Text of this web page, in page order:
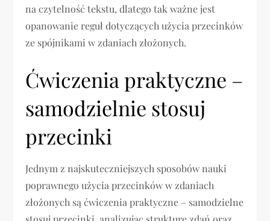
na czytelność tekstu, dlatego tak ważne jest
opanowanie reguł dotyczących użycia przecinków
ze spójnikami w zdaniach złożonych.
Ćwiczenia praktyczne –
samodzielnie stosuj
przecinki
Jednym z najskuteczniejszych sposobów nauki
poprawnego użycia przecinków w zdaniach
złożonych są ćwiczenia praktyczne – samodzielne